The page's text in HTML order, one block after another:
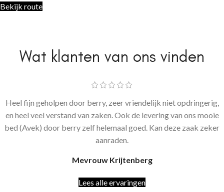
Bekijk route
Wat klanten van ons vinden
Heel fijn geholpen door berry, zeer vriendelijk niet opdringerig,
en heel veel verstand van zaken. Ook de levering van ons mooie
bed (Avek) door berry zelf helemaal goed. Kan deze zaak zeker
aanraden.
Mevrouw Krijtenberg
Lees alle ervaringen